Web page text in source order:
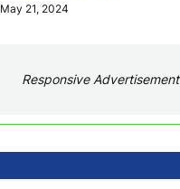
May 21, 2024
Responsive Advertisement